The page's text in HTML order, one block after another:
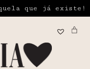
que já existe!